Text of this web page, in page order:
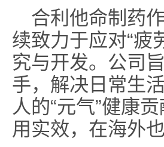
合利他命制药
续致力于应对“疲
究与开发。公司
手，解决日常生
人的“元气”健康
用实效，在海外